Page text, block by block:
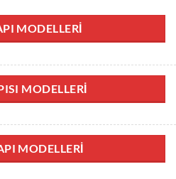
MODELLERI
MODELLERI
MODELLERI